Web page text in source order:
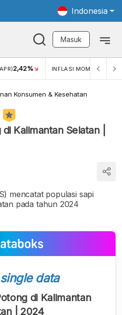
Indonesia
Masuk
2,42% INFLASI MOM (MAR)
Konsumen & Kesehatan
Kalimantan Selatan |
mencatat populasi sapi
pada tahun 2024
single data
di Kalimantan
| 2024